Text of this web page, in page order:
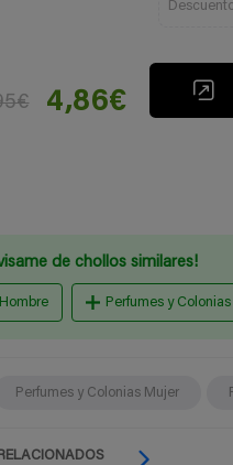
4,86€
de chollos similares!
Perfumes y
Perfumes y Colonias Mujer